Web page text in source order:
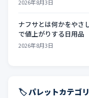
2026年8月3日
ナフサとは何かをやさ
で値上がりする日用品
2026年8月3日
🏷️ パレットカテゴ